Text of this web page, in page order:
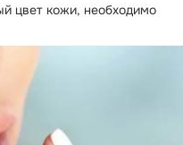
цвет кожи, необходимо